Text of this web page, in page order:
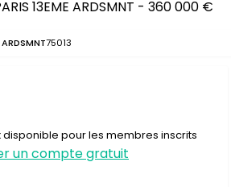
13EME ARDSMNT - 360 000 €
ARDSMNT75013
disponible pour les membres inscrits
un compte gratuit